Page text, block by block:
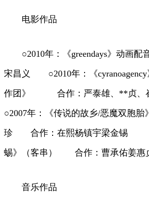
电影作品
○2010年：《greendays》动画配
宋昌义 ○2010年：《cyranoagency
作团》 合作：严泰雄、**贞
○2007年：《传说的故乡/恶魔双胞胎
珍 合作：在熙杨镇宇梁金锡
蜴》（客串） 合作：曹承佑姜惠
音乐作品